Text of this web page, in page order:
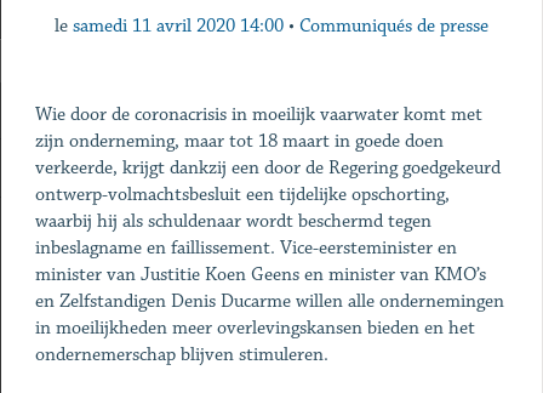
le samedi 11 avril 2020 14:00 • Communiqués de presse
Wie door de coronacrisis in moeilijk vaarwater komt met
zijn onderneming, maar tot 18 maart in goede doen
verkeerde, krijgt dankzij een door de Regering goedgekeurd
ontwerp-volmachtsbesluit een tijdelijke opschorting,
waarbij hij als schuldenaar wordt beschermd tegen
inbeslagname en faillissement. Vice-eersteminister en
minister van Justitie Koen Geens en minister van KMO’s
en Zelfstandigen Denis Ducarme willen alle ondernemingen
in moeilijkheden meer overlevingskansen bieden en het
ondernemerschap blijven stimuleren.